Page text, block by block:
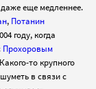
еще медленнее.
, Потанин
году, когда
Прохоровым
то крупного
в связи с